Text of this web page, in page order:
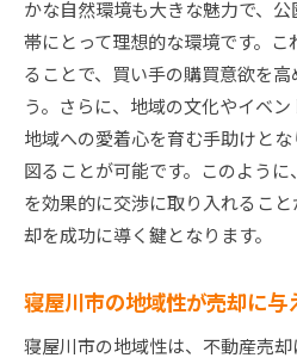
かな自然環境も大きな魅力で、
帯にとって理想的な環境です。
ることで、買い手の購買意欲を
う。さらに、地域の文化やイベン
地域への愛着心を育む手助けと
図ることが可能です。このよう
を効果的に交渉に取り入れるこ
却を成功に導く鍵となります。
寝屋川市の地域性が売却に与
寝屋川市の地域性は、不動産売